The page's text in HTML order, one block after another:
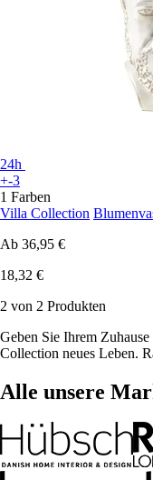
24h
+-3
1 Farben
Villa Collection
Ab 36,95 €
18,32 €
2 von 2 Produkten
Geben Sie Ihrem
Collection neues Leben.
Alle unsere